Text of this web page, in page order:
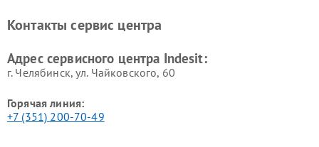
Indesit
Indesit
Контакты сервис центра
Адрес сервисного центра Indesit:
г. Челябинск, ул. Чайковского, 60
Горячая линия:
+7 (351) 200-70-49